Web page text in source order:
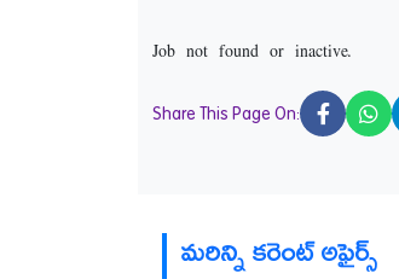
Job not found or inactive.
Share This Page On:
మరిన్ని కరెంట్ అఫైర్స్